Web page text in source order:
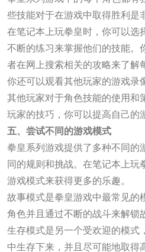
些技能对于在游戏中取得胜利是
在笔记本上玩拳皇时，你可以选
不断的练习来掌握他们的技能。
者在网上搜索相关的攻略来了解
你还可以观看其他玩家的游戏录
其他玩家对于角色技能的使用和
玩家的技巧，你可以提高自己的
五、尝试不同的游戏模式
拳皇系列游戏提供了多种不同的
同的规则和挑战。在笔记本上玩
游戏模式来获得更多的乐趣。
故事模式是拳皇游戏中最常见的
角色并且通过不断的战斗来解锁
生存模式是另一个受欢迎的模式
中生存下来，并且尽可能地取得